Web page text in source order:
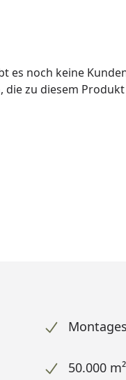
es noch keine
die zu diesem
50.000